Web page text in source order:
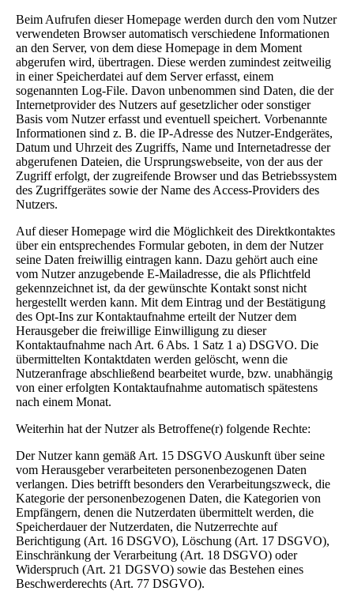
Beim Aufrufen dieser Homepage werden durch den vom Nutzer
verwendeten Browser automatisch verschiedene Informationen
an den Server, von dem diese Homepage in dem Moment
abgerufen wird, übertragen. Diese werden zumindest zeitweilig
in einer Speicherdatei auf dem Server erfasst, einem
sogenannten Log-File. Davon unbenommen sind Daten, die der
Internetprovider des Nutzers auf gesetzlicher oder sonstiger
Basis vom Nutzer erfasst und eventuell speichert. Vorbenannte
Informationen sind z. B. die IP-Adresse des Nutzer-Endgerätes,
Datum und Uhrzeit des Zugriffs, Name und Internetadresse der
abgerufenen Dateien, die Ursprungswebseite, von der aus der
Zugriff erfolgt, der zugreifende Browser und das Betriebssystem
des Zugriffgerätes sowie der Name des Access-Providers des
Nutzers.
Auf dieser Homepage wird die Möglichkeit des Direktkontaktes
über ein entsprechendes Formular geboten, in dem der Nutzer
seine Daten freiwillig eintragen kann. Dazu gehört auch eine
vom Nutzer anzugebende E-Mailadresse, die als Pflichtfeld
gekennzeichnet ist, da der gewünschte Kontakt sonst nicht
hergestellt werden kann. Mit dem Eintrag und der Bestätigung
des Opt-Ins zur Kontaktaufnahme erteilt der Nutzer dem
Herausgeber die freiwillige Einwilligung zu dieser
Kontaktaufnahme nach Art. 6 Abs. 1 Satz 1 a) DSGVO. Die
übermittelten Kontaktdaten werden gelöscht, wenn die
Nutzeranfrage abschließend bearbeitet wurde, bzw. unabhängig
von einer erfolgten Kontaktaufnahme automatisch spätestens
nach einem Monat.
Weiterhin hat der Nutzer als Betroffene(r) folgende Rechte:
Der Nutzer kann gemäß Art. 15 DSGVO Auskunft über seine
vom Herausgeber verarbeiteten personenbezogenen Daten
verlangen. Dies betrifft besonders den Verarbeitungszweck, die
Kategorie der personenbezogenen Daten, die Kategorien von
Empfängern, denen die Nutzerdaten übermittelt werden, die
Speicherdauer der Nutzerdaten, die Nutzerrechte auf
Berichtigung (Art. 16 DSGVO), Löschung (Art. 17 DSGVO),
Einschränkung der Verarbeitung (Art. 18 DSGVO) oder
Widerspruch (Art. 21 DGSVO) sowie das Bestehen eines
Beschwerderechts (Art. 77 DSGVO).